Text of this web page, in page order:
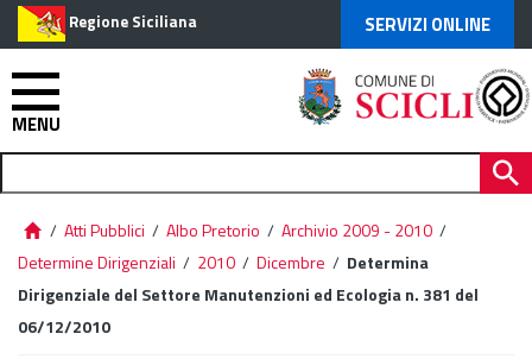
Regione Siciliana SERVIZI ONLINE
MENU
/ Atti Pubblici / Albo Pretorio / Archivio 2009 - 2010 /
Determine Dirigenziali / 2010 / Dicembre / Determina
Dirigenziale del Settore Manutenzioni ed Ecologia n. 381 del
06/12/2010